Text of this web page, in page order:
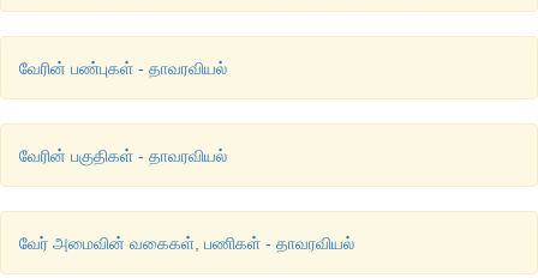
வேரின் பண்புகள் - தாவரவியல்
வேரின் பகுதிகள் - தாவரவியல்
வேர் அமைவின் வகைகள், பணிகள் - தாவரவியல்